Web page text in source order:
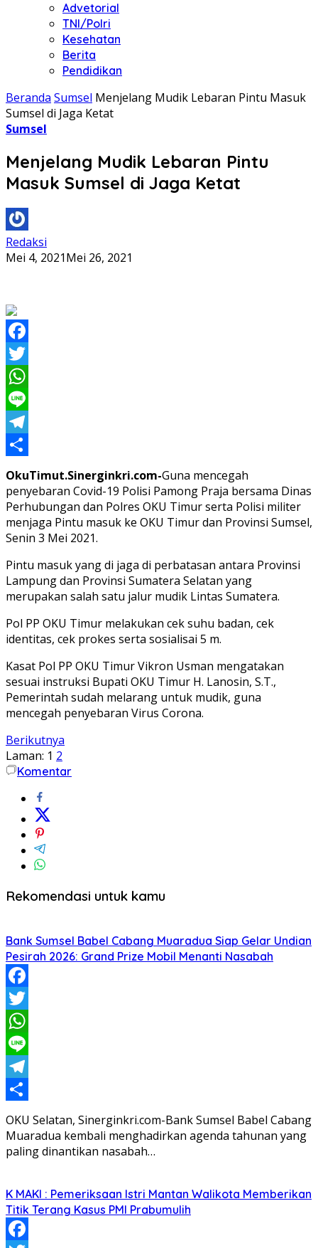
Advetorial
TNI/Polri
Kesehatan
Berita
Pendidikan
Beranda Sumsel Menjelang Mudik Lebaran Pintu Masuk
Sumsel di Jaga Ketat
Sumsel
Menjelang Mudik Lebaran Pintu
Masuk Sumsel di Jaga Ketat
Redaksi
Mei 4, 2021Mei 26, 2021
Facebook
Twitter
WhatsApp
Line
Telegram
Share
OkuTimut.Sinerginkri.com-Guna mencegah
penyebaran Covid-19 Polisi Pamong Praja bersama Dinas
Perhubungan dan Polres OKU Timur serta Polisi militer
menjaga Pintu masuk ke OKU Timur dan Provinsi Sumsel,
Senin 3 Mei 2021.
Pintu masuk yang di jaga di perbatasan antara Provinsi
Lampung dan Provinsi Sumatera Selatan yang
merupakan salah satu jalur mudik Lintas Sumatera.
Pol PP OKU Timur melakukan cek suhu badan, cek
identitas, cek prokes serta sosialisai 5 m.
Kasat Pol PP OKU Timur Vikron Usman mengatakan
sesuai instruksi Bupati OKU Timur H. Lanosin, S.T.,
Pemerintah sudah melarang untuk mudik, guna
mencegah penyebaran Virus Corona.
Berikutnya
Laman: 1 2
Komentar
Rekomendasi untuk kamu
Bank Sumsel Babel Cabang Muaradua Siap Gelar Undian
Pesirah 2026: Grand Prize Mobil Menanti Nasabah
Facebook
Twitter
WhatsApp
Line
Telegram
Share
OKU Selatan, Sinerginkri.com-Bank Sumsel Babel Cabang
Muaradua kembali menghadirkan agenda tahunan yang
paling dinantikan nasabah…
K MAKI : Pemeriksaan Istri Mantan Walikota Memberikan
Titik Terang Kasus PMI Prabumulih